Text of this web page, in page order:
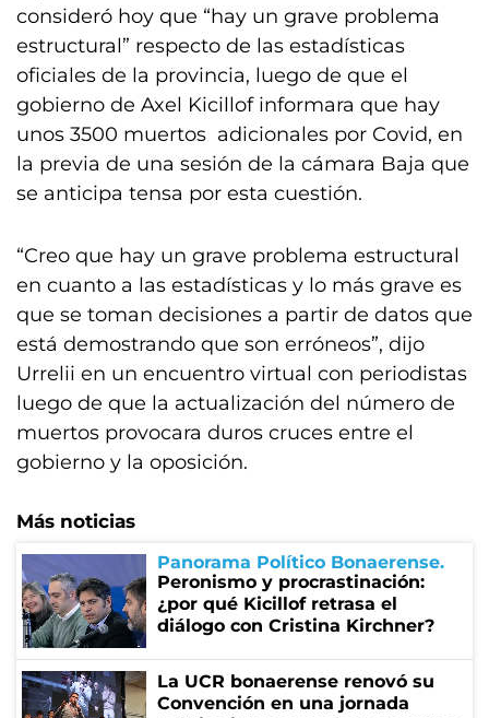
consideró hoy que “hay un grave problema
estructural” respecto de las estadísticas
oficiales de la provincia, luego de que el
gobierno de Axel Kicillof informara que hay
unos 3500 muertos adicionales por Covid, en
la previa de una sesión de la cámara Baja que
se anticipa tensa por esta cuestión.
“Creo que hay un grave problema estructural
en cuanto a las estadísticas y lo más grave es
que se toman decisiones a partir de datos que
está demostrando que son erróneos”, dijo
Urrelii en un encuentro virtual con periodistas
luego de que la actualización del número de
muertos provocara duros cruces entre el
gobierno y la oposición.
Más noticias
Panorama Político Bonaerense
Peronismo y procrastinación:
¿por qué Kicillof retrasa el
diálogo con Cristina Kirchner?
La UCR bonaerense renovó su
Convención en una jornada